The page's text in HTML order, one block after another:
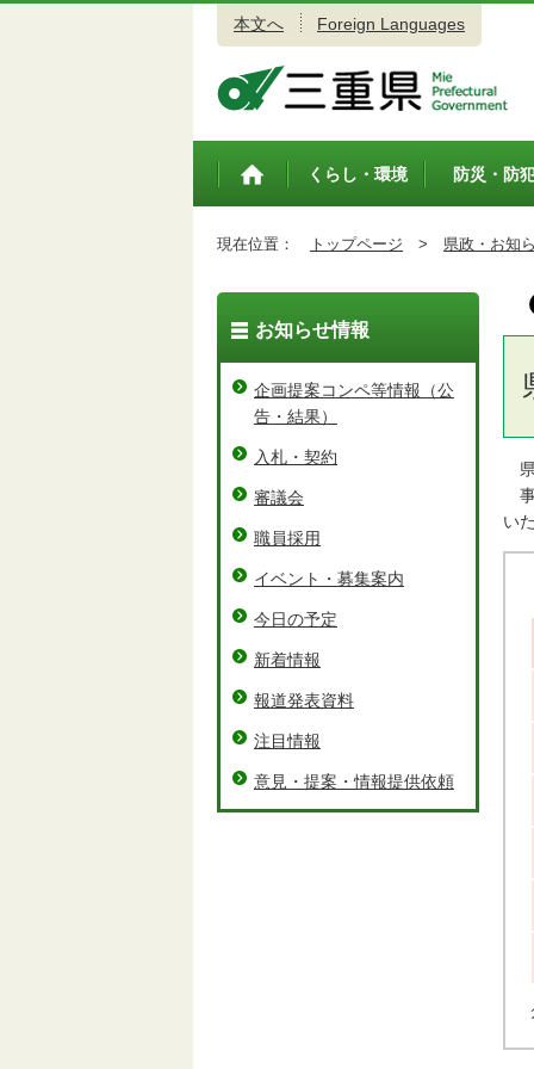
本文へ Foreign Languages
トップペ
くらし・環境 防災・防
現在位置： トップページ > 県政・お知
県
事
い
お知らせ情報
企画提案コンペ等情報（公
告・結果）
入札・契約
審議会
職員採用
イベント・募集案内
今日の予定
新着情報
報道発表資料
注目情報
意見・提案・情報提供依頼